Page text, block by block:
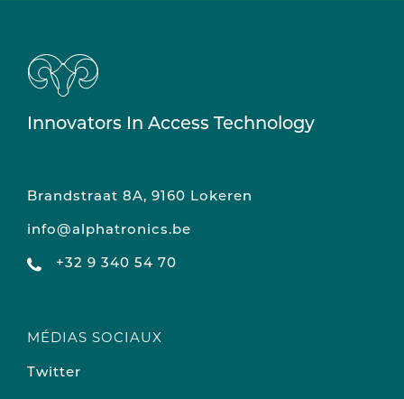
Innovators In Access Technology
Brandstraat 8A, 9160 Lokeren
info@alphatronics.be
+32 9 340 54 70
MÉDIAS SOCIAUX
Twitter